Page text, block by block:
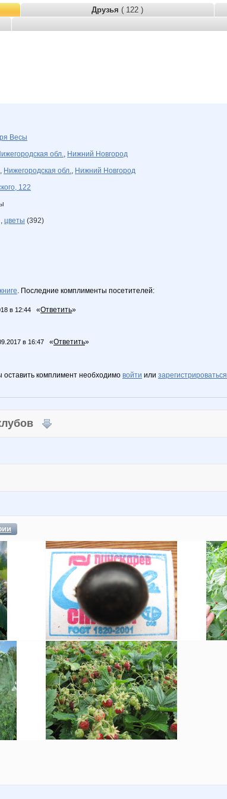
Друзья ( 122 )
Весы
обл., Нижний Новгород
, Нижегородская обл., Нижний Новгород
122
цветы (392)
. Последние комплименты посетителей:
в 12:44 «Ответить»
в 16:47 «Ответить»
комплимент необходимо войти или зарегистрироваться